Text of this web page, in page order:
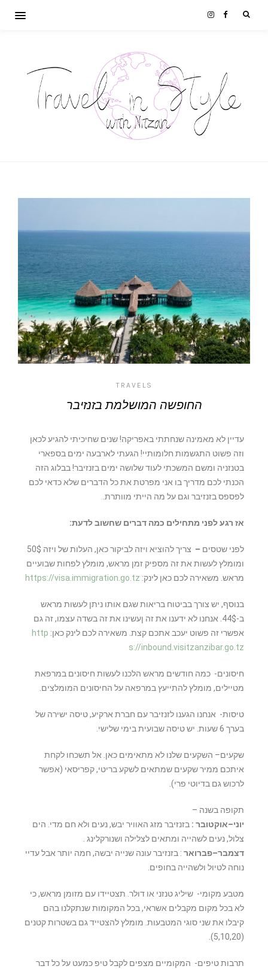
TRAVELS
החופשה המושלמת בזנזיבר
עדיין לא מאמינה שנחתתי באפריקה! שנים שחיכיתי להגיע לכאן
וזה פשוט התגשמות חלומותיי! הגעתי לארבעה ימים בספארי
בטנזניה ומשם המשכתי לעוד שלושה ימים בזנזיבר! בבלוג הזה
הכנתי לכם מדריך בו אני מפרטת את כל הדברים שלא כדאי לכם
לפספס בזנזיבר וגם על מה הייתי מוותרת.
אז רגע לפני מתחילים כמה דברים שחשוב לדעת:
לפני שטסים –
צריך להוציא ויזה לביקור כאן, העלות של ויזה 50$
ומומלץ לעשות את זה מספיק זמן מראש, מומלץ לפחות שבועיים
מראש. משאירה לכם כאן לינק: https://visa.immigration.go.tz
בנוסף, יש צורך בביטוח בריאות שגם אותו ניתן לעשות מראש
ב-44$. אנחנו לא ידענו את זה ןעשינו את זה בשדה עצמו, זה גם
אפשרי זה פשוט יעכב אתכם קצת. משאירה לכם לינק כאן: http
s://inbound.visitzanzibar.go.tz
חיסונים- כמה חודשים מראש הלכנו לעשות חיסונים במרפאת
מטיילים, מומלץ להתייעץ במרפאה על החיסונים המומלצים.
טיסות- ‏אנחנו הגענו לזנזיבר עם חברת ארקיע, טיסה ישירה של
בערך 6 שעות. יש טיסה שבועית בימי שלישי.
שקעים– השקעים שלנו לא מתאימים כאן. אל תשכחו לקחת
איתכם ממיר שקעים שמתאים לשקע בריטי, קפריסאי (אפשר
לרכוש גם בדיוטי פרי).
תקופה בשנה –
יוני–אוקטובר : בזנזיבר מזג האוויר יבש, נעים ולא חם מדי. הים
צלול, נעים לשהייה ומתאים לצלילה ושנורקלינג .
דצמבר–פברואר : בזנזיבר עונה שנייה יבשה, חמה יותר אבל עדיי
נוחה לטיול ולשהייה בחופים.
מטבע מקומי- שיליג טנזני או דולר. תצטיידו עם מזומן מראש, כי
לא בכל מקום מקבלים אשראי, בכל המקומות שנתקלנו בהם
קיבלו את שני סוגי המטבעות. מומלץ להצטייד גם בשטרות קטנים
(5,10,20).
תרבות טיפים- המקומיים מצפים לקבל טיפ כמעט על כל דבר